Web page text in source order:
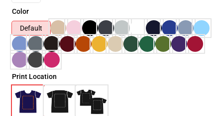
Color
Default
Print Location